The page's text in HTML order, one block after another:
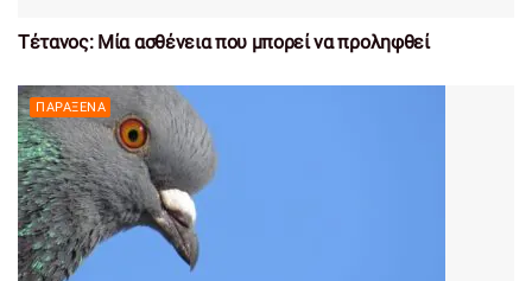
Τέτανος: Μία ασθένεια που μπορεί να προληφθεί
ΠΑΡΆΞΕΝΑ